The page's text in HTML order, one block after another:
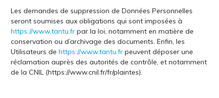
Les demandes de suppression de Données Personnelles
seront soumises aux obligations qui sont imposées à
https://www.tantu.fr par la loi, notamment en matière de
conservation ou d’archivage des documents. Enfin, les
Utilisateurs dehttps://www.tantu.fr peuvent déposer une
réclamation auprès des autorités de contrôle, et notamment
de la CNIL (https://www.cnil.fr/fr/plaintes).